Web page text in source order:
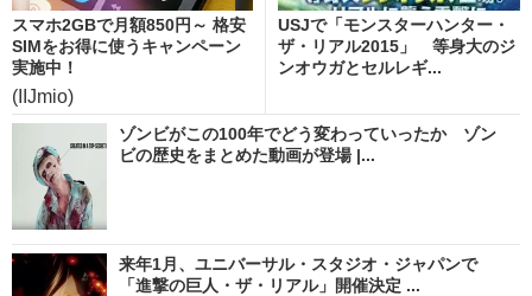
スマホ2GBで月額850円～ 格安
SIMをお得に使うキャンペーン
実施中！
(IIJmio)
USJで「モンスターハンター・
ザ・リアル2015」 等身大のジ
ンオウガとセルレギ...
ゾンビがこの100年でどう変わっていったか ゾン
ビの歴史をまとめた動画が登場 |...
来年1月、ユニバーサル・スタジオ・ジャパンで
「進撃の巨人・ザ・リアル」開催決定 ...